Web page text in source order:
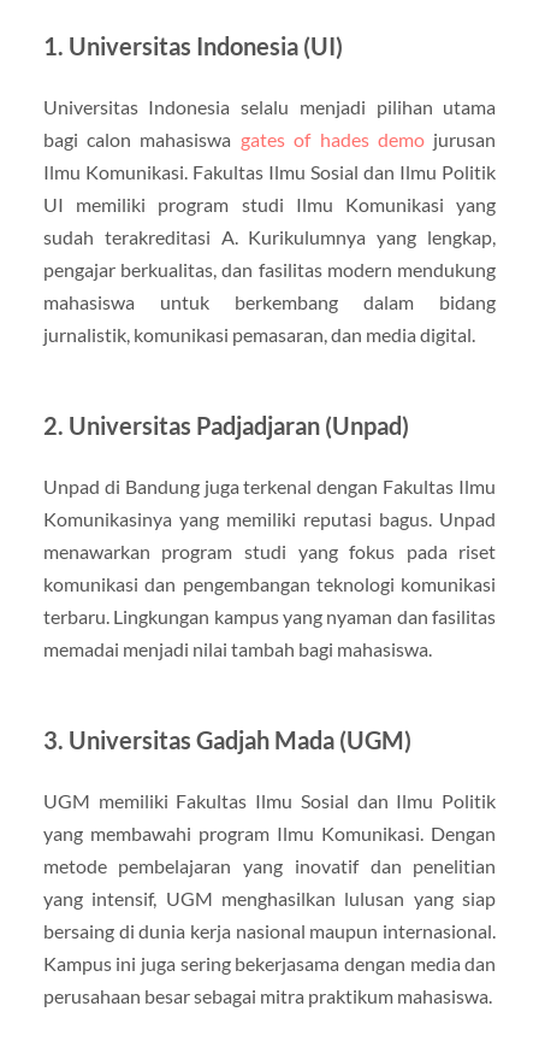
1. Universitas Indonesia (UI)
Universitas Indonesia selalu menjadi pilihan utama
bagi calon mahasiswa gates of hades demojurusan
Ilmu Komunikasi. Fakultas Ilmu Sosial dan Ilmu Politik
UI memiliki program studi Ilmu Komunikasi yang
sudah terakreditasi A. Kurikulumnya yang lengkap,
pengajar berkualitas, dan fasilitas modern mendukung
mahasiswa untuk berkembang dalam bidang
jurnalistik, komunikasi pemasaran, dan media digital.
2. Universitas Padjadjaran (Unpad)
Unpad di Bandung juga terkenal dengan Fakultas Ilmu
Komunikasinya yang memiliki reputasi bagus. Unpad
menawarkan program studi yang fokus pada riset
komunikasi dan pengembangan teknologi komunikasi
terbaru. Lingkungan kampus yang nyaman dan fasilitas
memadai menjadi nilai tambah bagi mahasiswa.
3. Universitas Gadjah Mada (UGM)
UGM memiliki Fakultas Ilmu Sosial dan Ilmu Politik
yang membawahi program Ilmu Komunikasi. Dengan
metode pembelajaran yang inovatif dan penelitian
yang intensif, UGM menghasilkan lulusan yang siap
bersaing di dunia kerja nasional maupun internasional.
Kampus ini juga sering bekerjasama dengan media dan
perusahaan besar sebagai mitra praktikum mahasiswa.